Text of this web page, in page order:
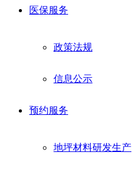
医保服务
政策法规
信息公示
预约服务
地坪材料研发生产